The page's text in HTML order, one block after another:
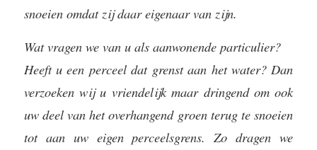
snoeien omdat zij daar eigenaar van zijn.
Wat vragen we van u als aanwonende particulier?
Heeft u een perceel dat grenst aan het water? Dan
verzoeken wij u vriendelijk maar dringend om ook
uw deel van het overhangend groen terug te snoeien
tot aan uw eigen perceelsgrens. Zo dragen we